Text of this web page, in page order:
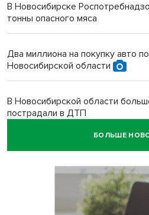
В Новосибирске
тонны опасного мяса
Два миллиона на покупку авто
Новосибирской области
В Новосибирской области
пострадали в ДТП
Ячейку международной
«Мамкиных грабителей»
пистолетом в Новосибирске
БОЛЬШЕ